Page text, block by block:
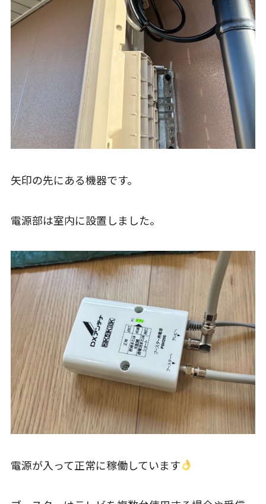
矢印の先にある機器です。
電源部は室内に設置しました。
電源が入って正常に稼働しています